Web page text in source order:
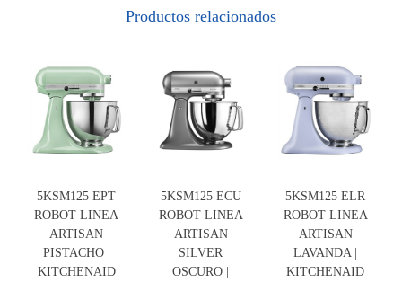
Productos relacionados
5KSM125 EPT
ROBOT LINEA
ARTISAN
PISTACHO |
KITCHENAID
5KSM125 ECU
ROBOT LINEA
ARTISAN
SILVER
OSCURO |
5KSM125 ELR
ROBOT LINEA
ARTISAN
LAVANDA |
KITCHENAID